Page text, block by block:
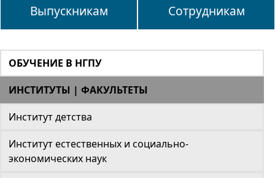
Выпускникам Сотрудникам
ОБУЧЕНИЕ В НГПУ
ИНСТИТУТЫ | ФАКУЛЬТЕТЫ
Институт детства
Институт естественных и социально-
экономических наук